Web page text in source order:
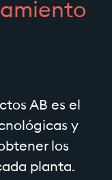
AB es el
y
los
planta.